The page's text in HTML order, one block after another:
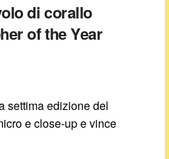
di corallo
of the Year
settima edizione del
e close-up e vince